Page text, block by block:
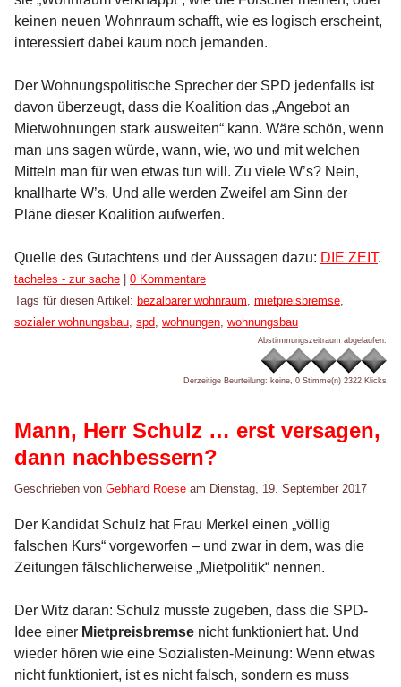
keinen neuen Wohnraum schafft, wie es logisch erscheint,
interessiert dabei kaum noch jemanden.
Der Wohnungspolitische Sprecher der SPD jedenfalls ist
davon überzeugt, dass die Koalition das „Angebot an
Mietwohnungen stark ausweiten“ kann. Wäre schön, wenn
man uns sagen würde, wann, wie, wo und mit welchen
Mitteln man für wen etwas tun will. Zu viele W’s? Nein,
knallharte W’s. Und alle werden Zweifel am Sinn der
Pläne dieser Koalition aufwerfen.
Quelle des Gutachtens und der Aussagen dazu: DIE ZEIT.
Kategorien:
tacheles - zur sache
0 Kommentare
Tags für diesen Artikel: bezalbarer wohnraum mietpreisbremse
sozialer wohnungsbau spd wohnungen wohnungsbau
Abstimmungszeitraum abgelaufen.
Derzeitige Beurteilung: keine, 0 Stimme(n) 2322 Klicks
Mann, Herr Schulz … erst versagen,
dann nachbessern?
Geschrieben von Gebhard Roese am Dienstag, 19. September 2017
Der Kandidat Schulz hat Frau Merkel einen „völlig
falschen Kurs“ vorgeworfen – und zwar in dem, was die
Zeitungen fälschlicherweise „Mietpolitik“ nennen.
Der Witz daran: Schulz musste zugeben, dass die SPD-
Idee einer Mietpreisbremse nicht funktioniert hat. Und
wieder hören wie eine Sozialisten-Meinung: Wenn etwas
nicht funktioniert, ist es nicht falsch, sondern es muss